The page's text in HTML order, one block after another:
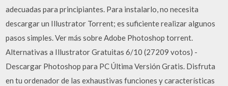
adecuadas para principiantes. Para instalarlo, no necesita
descargar un Illustrator Torrent; es suficiente realizar algunos
pasos simples. Ver más sobre Adobe Photoshop torrent.
Alternativas a Illustrator Gratuitas 6/10 (27209 votos) -
Descargar Photoshop para PC Última Versión Gratis. Disfruta
en tu ordenador de las exhaustivas funciones y características